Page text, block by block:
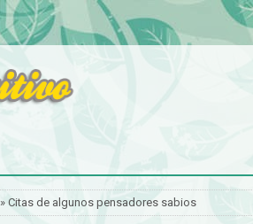
» Citas de algunos pensadores sabios